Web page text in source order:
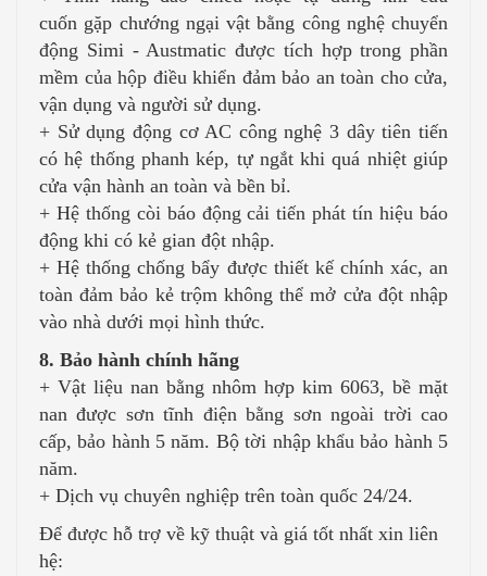
cuốn gặp chướng ngại vật bằng công nghệ chuyển
động Simi - Austmatic được tích hợp trong phần
mềm của hộp điều khiển đảm bảo an toàn cho cửa,
vận dụng và người sử dụng.
+ Sử dụng động cơ AC công nghệ 3 dây tiên tiến
có hệ thống phanh kép, tự ngắt khi quá nhiệt giúp
cửa vận hành an toàn và bền bỉ.
+ Hệ thống còi báo động cải tiến phát tín hiệu báo
động khi có kẻ gian đột nhập.
+ Hệ thống chống bẩy được thiết kế chính xác, an
toàn đảm bảo kẻ trộm không thể mở cửa đột nhập
vào nhà dưới mọi hình thức.
8. Bảo hành chính hãng
+ Vật liệu nan bằng nhôm hợp kim 6063, bề mặt
nan được sơn tĩnh điện bằng sơn ngoài trời cao
cấp, bảo hành 5 năm. Bộ tời nhập khẩu bảo hành 5
năm.
+ Dịch vụ chuyên nghiệp trên toàn quốc 24/24.
Để được hỗ trợ về kỹ thuật và giá tốt nhất xin liên
hệ: